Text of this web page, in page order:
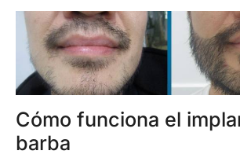
Cómo funciona el
barba